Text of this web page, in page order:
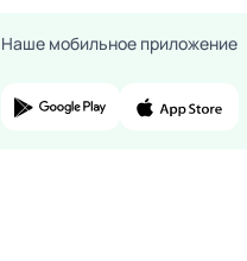
Наше мобильное приложение